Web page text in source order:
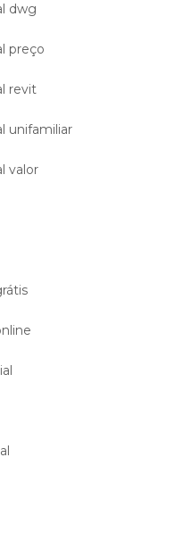
dwg
preço
revit
unifamiliar
valor